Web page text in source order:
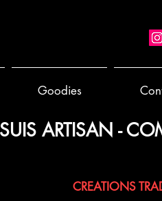
Goodies
ARTISAN -
CREATIONS